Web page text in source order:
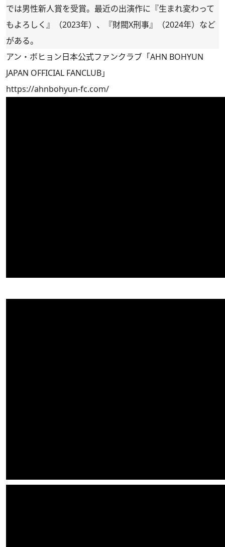
では男性新人賞を受賞。最近の出演作に『生まれ変わって
もよろしく』（2023年）、『財閥X刑事』（2024年）など
がある。
アン・ボヒョン日本公式ファンクラブ「AHN BOHYUN
JAPAN OFFICIAL FANCLUB」
https://ahnbohyun-fc.com/